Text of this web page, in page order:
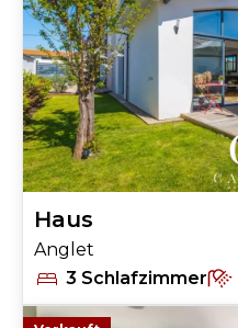
Haus
Anglet
3 Schlafzimmer